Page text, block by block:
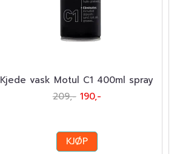
Kjede vask Motul C1 400ml spray
209,- 190,-
KJØP